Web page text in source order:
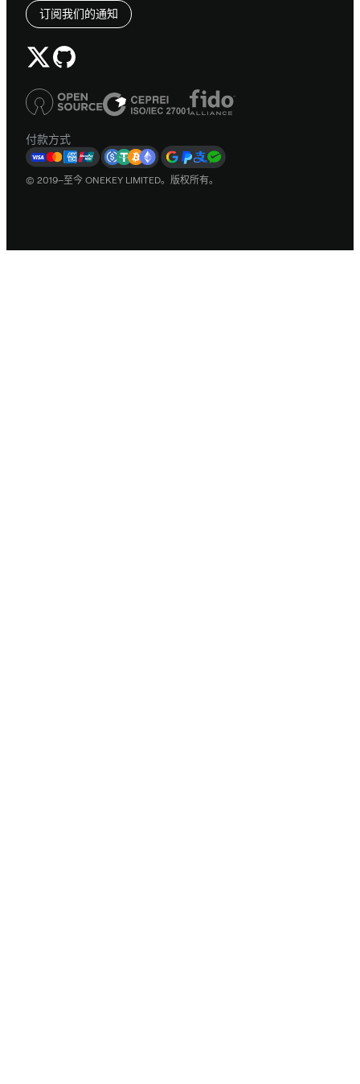
订阅我们的通知
付款方式
© 2019–至今 ONEKEY LIMITED。版权所有。